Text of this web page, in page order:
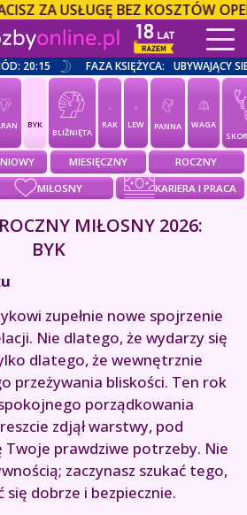
ZA USŁUGĘ BEZ KOSZTÓW
20:15 FAZA KSIĘŻYCA: UBYWAJĄCY
BYK
BLIŹNIĘTA
RAK LEW PANNA
WAGA
MIESIĘCZNY
ROCZNY
MIŁOSNY KARIERA I PRACA
MIŁOSNY 2026:
BYK
zupełnie nowe spojrzenie
Nie dlatego, że wydarzy się
dlatego, że wewnętrznie
przeżywania bliskości. Ten rok
porządkowania
zdjął warstwy, pod
Twoje prawdziwe potrzeby. Nie
zaczynasz szukać tego,
się dobrze i bezpiecznie.